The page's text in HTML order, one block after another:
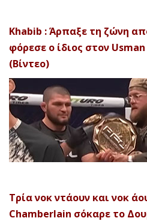
Khabib : Άρπαξε τη ζώνη
φόρεσε ο ίδιος στον
(Βίντεο)
Τρία νοκ ντάουν και νοκ
Chamberlain σόκαρε το